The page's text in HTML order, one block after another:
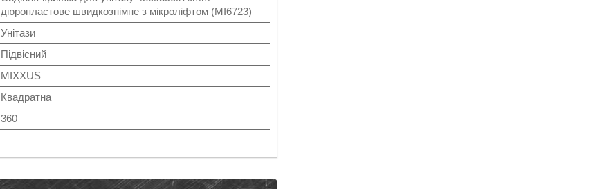
дюропластове швидкознімне з мікроліфтом (MI6723)
Унітази
Підвісний
MIXXUS
Квадратна
360